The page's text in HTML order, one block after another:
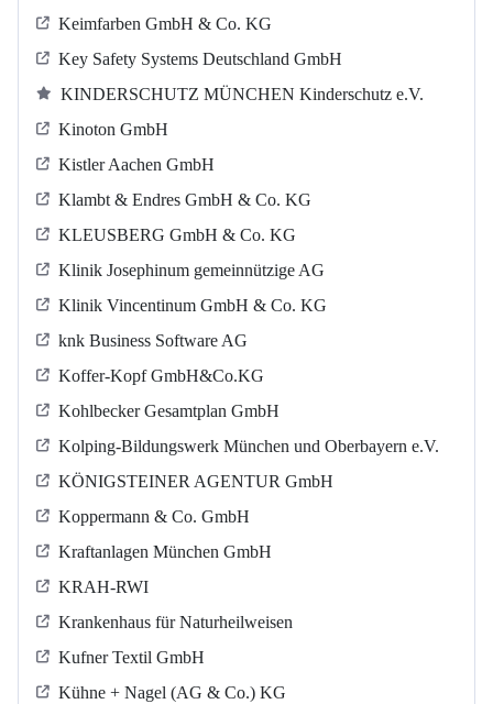
Keimfarben GmbH & Co. KG
Key Safety Systems Deutschland GmbH
KINDERSCHUTZ MÜNCHEN Kinderschutz e.V.
Kinoton GmbH
Kistler Aachen GmbH
Klambt & Endres GmbH & Co. KG
KLEUSBERG GmbH & Co. KG
Klinik Josephinum gemeinnützige AG
Klinik Vincentinum GmbH & Co. KG
knk Business Software AG
Koffer-Kopf GmbH&Co.KG
Kohlbecker Gesamtplan GmbH
Kolping-Bildungswerk München und Oberbayern e.V.
KÖNIGSTEINER AGENTUR GmbH
Koppermann & Co. GmbH
Kraftanlagen München GmbH
KRAH-RWI
Krankenhaus für Naturheilweisen
Kufner Textil GmbH
Kühne + Nagel (AG & Co.) KG